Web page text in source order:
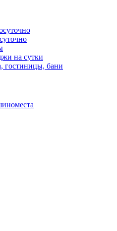
на сутки
гостиницы, бани